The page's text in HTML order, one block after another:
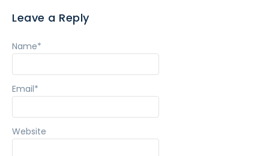
Leave a Reply
Name*
Email*
Website